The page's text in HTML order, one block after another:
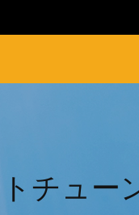
チュー